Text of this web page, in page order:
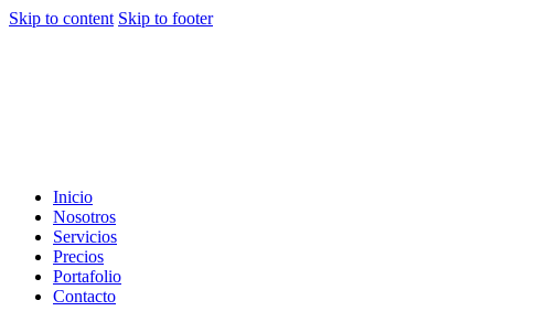
Skip to content Skip to footer
Inicio
Nosotros
Servicios
Precios
Portafolio
Contacto